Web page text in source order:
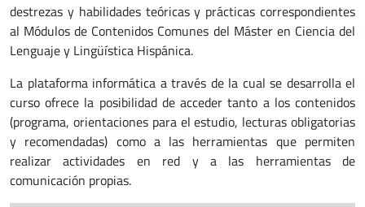
destrezas y habilidades teóricas y prácticas correspondientes
al Módulos de Contenidos Comunes del Máster en Ciencia del
Lenguaje y Lingüística Hispánica.
La plataforma informática a través de la cual se desarrolla el
curso ofrece la posibilidad de acceder tanto a los contenidos
(programa, orientaciones para el estudio, lecturas obligatorias
y recomendadas) como a las herramientas que permiten
realizar actividades en red y a las herramientas de
comunicación propias.